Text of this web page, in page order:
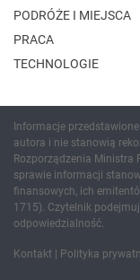
PODRÓŻE I MIEJSCA
PRACA
TECHNOLOGIE
Informacje
autora i nie stanowią
Rozporządzenia Ministra
sprawie informacji
finansowych, ich
1715). Czytelnik
odpowiedzialność.
Kontakt Polityka